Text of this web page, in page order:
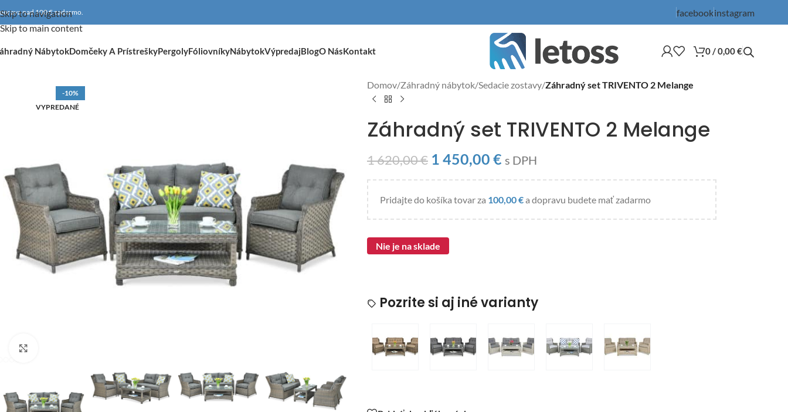
Skip to navigation
Skip to main content
nad 100 € zadarmo. facebookinstagram
NábytokDomčeky A PrístreškyPergolyFóliovníkyNábytokVýpredajBlogO NásKontakt 0 /0,00€
-10%
VYPREDANÉ
Domov/Záhradný nábytok/Sedacie zostavy/Záhradný set TRIVENTO 2 Melange
Záhradný set TRIVENTO 2 Melange
1 620,00€ 1 450,00 € s DPH
Pridajte do košíka tovar za 100,00€a dopravu budete mať zadarmo
Nie je na sklade
Pozrite si aj iné varianty